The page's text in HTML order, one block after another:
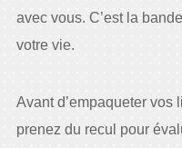
avec vous. C’est la
votre vie.
Avant d’empaqueter vos
prenez du recul pour